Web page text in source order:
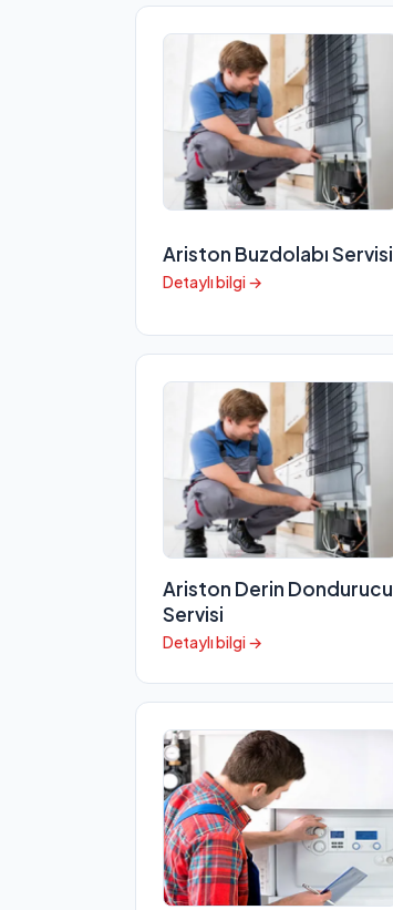
Ariston Buzdolabı Servisi
Detaylı bilgi →
Ariston Derin Dondurucu
Servisi
Detaylı bilgi →